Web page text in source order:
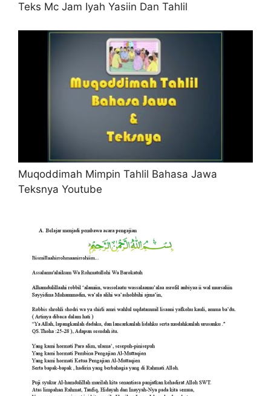
Teks Mc Jam Iyah Yasiin Dan Tahlil
Muqoddimah Mimpin Tahlil Bahasa Jawa
Teksnya Youtube